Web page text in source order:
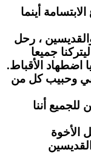
أينما
، رحل
جميعا
اضطهاد الأقباط.
وحبيب كل من
أننا
الأخوة